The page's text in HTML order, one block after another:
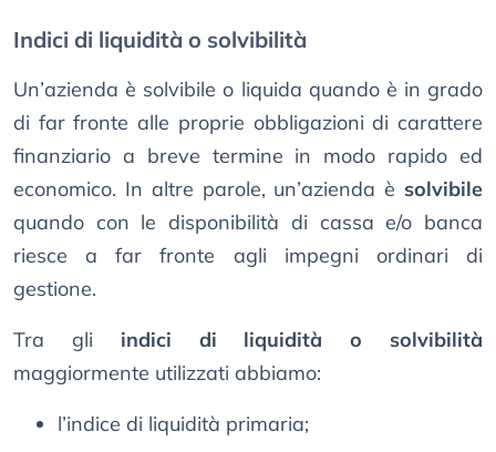
Indici di liquidità o solvibilità
Un’azienda è solvibile o liquida quando è in grado
di far fronte alle proprie obbligazioni di carattere
finanziario a breve termine in modo rapido ed
economico. In altre parole, un’azienda è solvibile
quando con le disponibilità di cassa e/o banca
riesce a far fronte agli impegni ordinari di
gestione.
Tra gli indici di liquidità o solvibilità
maggiormente utilizzati abbiamo:
l’indice di liquidità primaria;